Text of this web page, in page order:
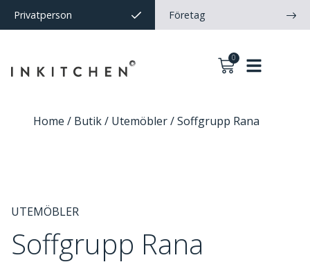
Privatperson Företag
0
Home / Butik/ Utemöbler/ Soffgrupp Rana
UTEMÖBLER
Soffgrupp Rana